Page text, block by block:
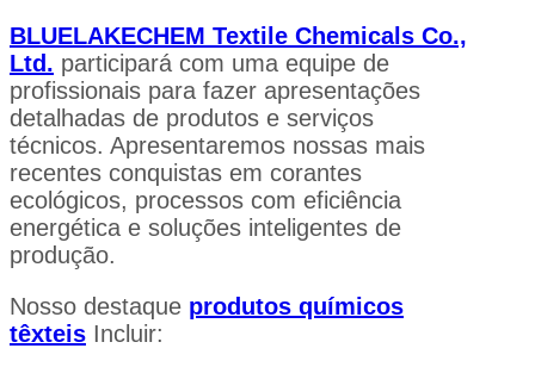
BLUELAKECHEM Textile Chemicals Co.,
Ltd. participará com uma equipe de
profissionais para fazer apresentações
detalhadas de produtos e serviços
técnicos. Apresentaremos nossas mais
recentes conquistas em corantes
ecológicos, processos com eficiência
energética e soluções inteligentes de
produção.
Nosso destaque produtos químicos
têxteis Incluir: